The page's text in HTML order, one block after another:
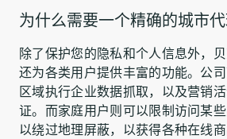
为什么需要一个精确的城市代
除了保护您的隐私和个人信息外，
还为各类用户提供丰富的功能。公
区域执行企业数据抓取，以及营销
证。而家庭用户则可以限制访问某
以绕过地理屏蔽，以获得各种在线